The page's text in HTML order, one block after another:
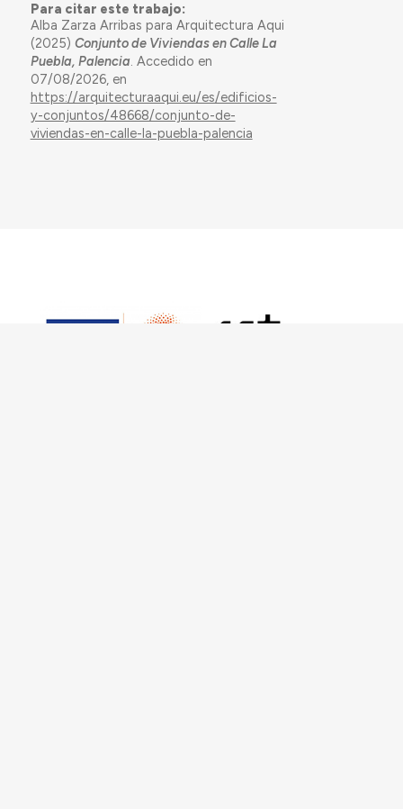
Para citar este trabajo:
Alba Zarza Arribas para Arquitectura Aqui
(2025) Conjunto de Viviendas en Calle La
Puebla, Palencia. Accedido en
07/08/2026, en
https://arquitecturaaqui.eu/es/edificios-
y-conjuntos/48668/conjunto-de-
viviendas-en-calle-la-puebla-palencia